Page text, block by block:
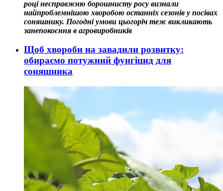
році несправжню борошнисту росу визнали
найпроблемнішою хворобою останніх сезонів у посівах
соняшнику. Погодні умови цьогоріч теж викликають
занепокоєння в агровиробників
Щоб хвороби на завадили розвитку:
обираємо потужний фунгіцид для
соняшника